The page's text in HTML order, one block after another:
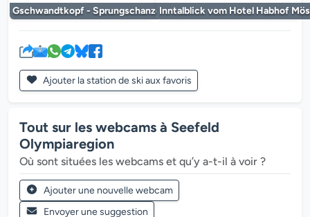
Gschwandtkopf - SprungschanzeInntalblick vom Hotel Habhof
Ajouter la station de ski aux favoris
Tout sur les webcams à Seefeld
Olympiaregion
Où sont situées les webcams et qu’y a-t-il à voir ?
Ajouter une nouvelle webcam
Envoyer une suggestion